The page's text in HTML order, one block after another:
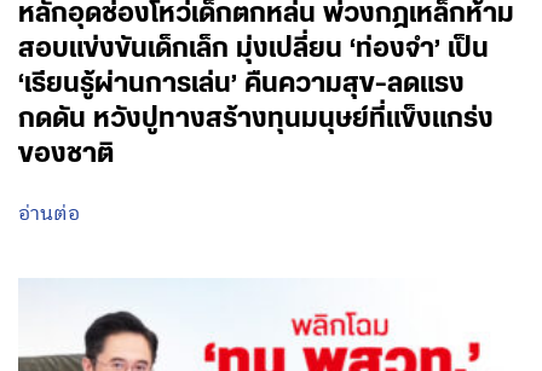
หลักอุดช่องโหว่เด็กตกหล่น พ่วงกฎเหล็กห้าม
สอบแข่งขันเด็กเล็ก มุ่งเปลี่ยน ‘ท่องจำ’ เป็น
‘เรียนรู้ผ่านการเล่น’ คืนความสุข-ลดแรง
กดดัน หวังปูทางสร้างทุนมนุษย์ที่แข็งแกร่ง
ของชาติ
อ่านต่อ